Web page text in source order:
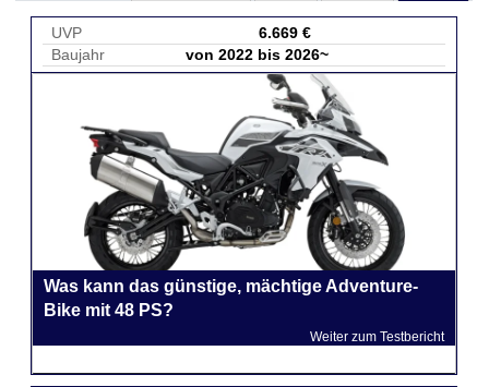
UVP
6.669 €
Baujahr
von 2022 bis 2026~
Was kann das günstige, mächtige Adventure-
Bike mit 48 PS?
Weiter zum Testbericht